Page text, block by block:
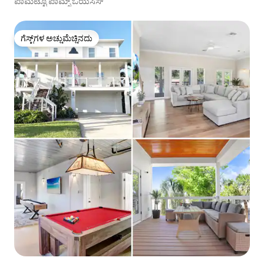
ಗೆಸ್ಟ್‌ಗಳ ಅಚ್ಚುಮೆಚ್ಚಿನದು
ಗೆಸ್ಟ್‌ಗಳ ಅಚ್ಚುಮೆಚ್ಚಿನದು